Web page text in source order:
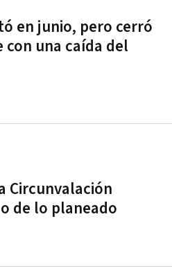
en junio, pero cerró
una caída del
Circunvalación
de lo planeado